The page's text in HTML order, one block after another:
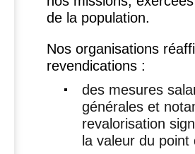
de la population.
Nos organisations
revendications :
des mesures
générales et
revalorisation
la valeur du point